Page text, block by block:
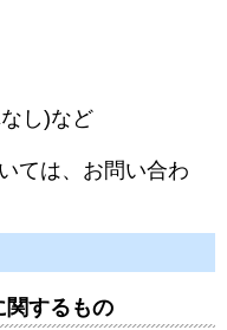
し)など
ては、お問い合わ
関するもの